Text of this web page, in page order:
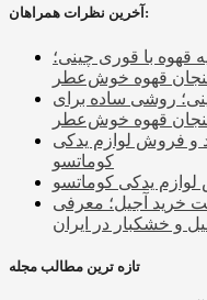
آخرین نظرات همراهان:
قهوه با قوری چینی؛
قهوه خوش‌عطر
روشی ساده برای
قهوه خوش‌عطر
و فروش لوازم یدکی
کوماتسو
یدکی کوماتسو
خرید آجیل؛ معرفی
تازه ترین مطالب مجله